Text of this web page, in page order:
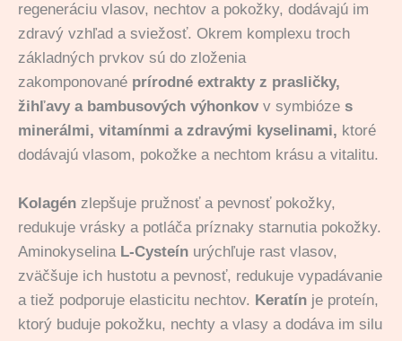
regeneráciu vlasov, nechtov a pokožky, dodávajú im
zdravý vzhľad a sviežosť. Okrem komplexu troch
základných prvkov sú do zloženia
zakomponované prírodné extrakty z prasličky,
žihľavy a bambusových výhonkov v symbióze s
minerálmi, vitamínmi a zdravými kyselinami, ktoré
dodávajú vlasom, pokožke a nechtom krásu a vitalitu.
Kolagén zlepšuje pružnosť a pevnosť pokožky,
redukuje vrásky a potláča príznaky starnutia pokožky.
Aminokyselina L-Cysteín urýchľuje rast vlasov,
zväčšuje ich hustotu a pevnosť, redukuje vypadávanie
a tiež podporuje elasticitu nechtov. Keratín je proteín,
ktorý buduje pokožku, nechty a vlasy a dodáva im silu